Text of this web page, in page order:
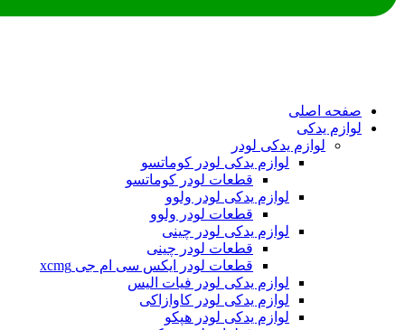
اصلی
یدکی
لوازم یدکی لودر
لوازم یدکی لودر کوماتسو
قطعات لودر کوماتسو
لوازم یدکی لودر ولوو
قطعات لودر ولوو
لوازم یدکی لودر چینی
قطعات لودر چینی
قطعات لودر ایکس سی ام جی xcmg
لوازم یدکی لودر فیات الیس
لوازم یدکی لودر کاوازاکی
لوازم یدکی لودر هپکو